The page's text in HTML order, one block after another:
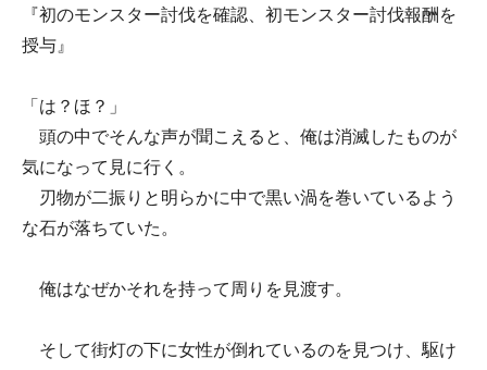
『初のモンスター討伐を確認、初モンスター討伐報酬を
授与』
「は？ほ？」
頭の中でそんな声が聞こえると、俺は消滅したものが
気になって見に行く。
刃物が二振りと明らかに中で黒い渦を巻いているよう
な石が落ちていた。
俺はなぜかそれを持って周りを見渡す。
そして街灯の下に女性が倒れているのを見つけ、駆け